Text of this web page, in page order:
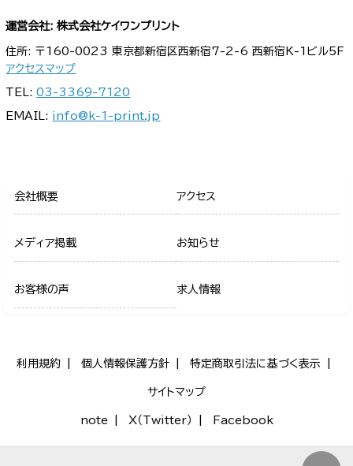
運営会社: 株式会社ケイワンプリント
住所: 〒160-0023 東京都新宿区西新宿7-2-6 西新宿K-1ビル5F
アクセスマップ
TEL:03-3369-7120
EMAIL: info@k-1-print.jp
会社概要 アクセス
メディア掲載 お知らせ
お客様の声 求人情報
利用規約 個人情報保護方針 特定商取引法に基づく表示
サイトマップ
note X（Twitter） Facebook